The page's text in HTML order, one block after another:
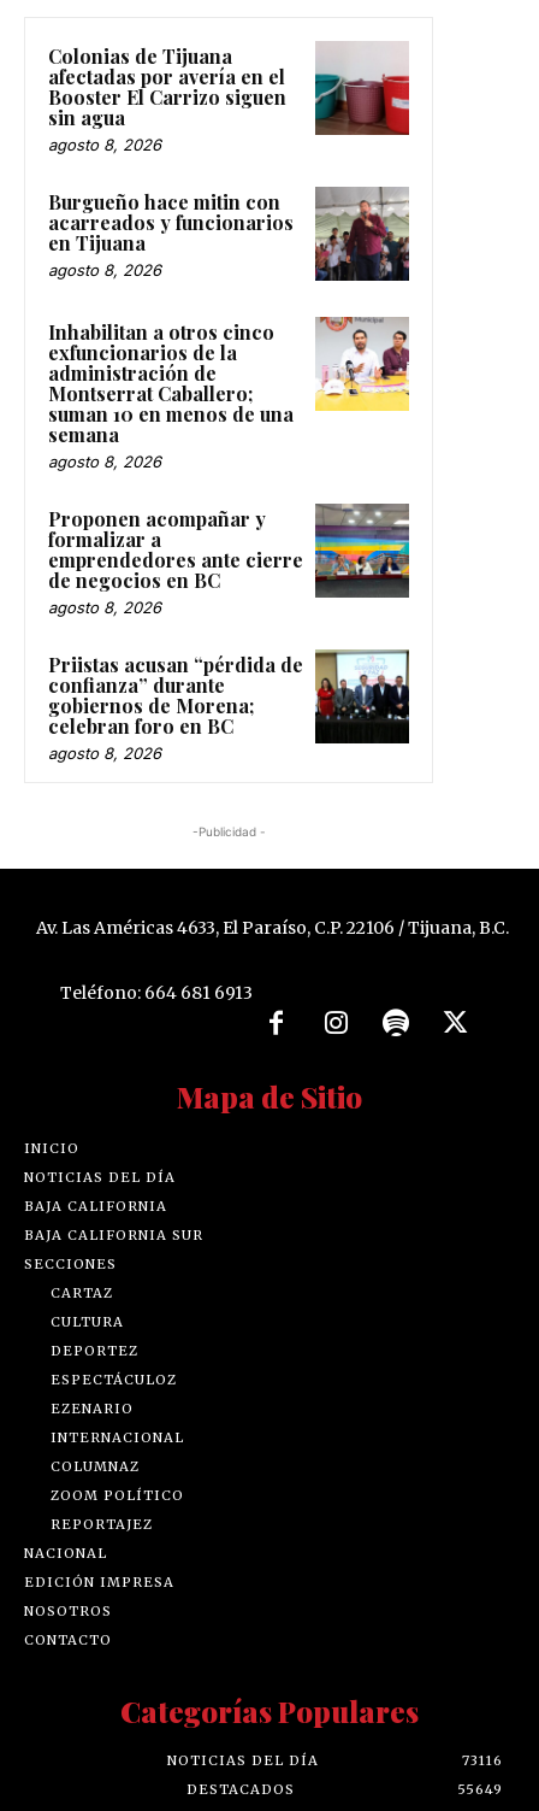
Colonias de Tijuana
afectadas por avería en el
Booster El Carrizo siguen
sin agua
agosto 8, 2026
Burgueño hace mitin con
acarreados y funcionarios
en Tijuana
agosto 8, 2026
Inhabilitan a otros cinco
exfuncionarios de la
administración de
Montserrat Caballero;
suman 10 en menos de una
semana
agosto 8, 2026
Proponen acompañar y
formalizar a
emprendedores ante cierre
de negocios en BC
agosto 8, 2026
Priistas acusan “pérdida de
confianza” durante
gobiernos de Morena;
celebran foro en BC
agosto 8, 2026
-Publicidad -
Av. Las Américas 4633, El Paraíso, C.P. 22106 / Tijuana, B.C.
Teléfono: 664 681 6913
Mapa de Sitio
INICIO
NOTICIAS DEL DÍA
BAJA CALIFORNIA
BAJA CALIFORNIA SUR
SECCIONES
CARTAZ
CULTURA
DEPORTEZ
ESPECTÁCULOZ
EZENARIO
INTERNACIONAL
COLUMNAZ
ZOOM POLÍTICO
REPORTAJEZ
NACIONAL
EDICIÓN IMPRESA
NOSOTROS
CONTACTO
Categorías Populares
NOTICIAS DEL DÍA
73116
DESTACADOS
55649